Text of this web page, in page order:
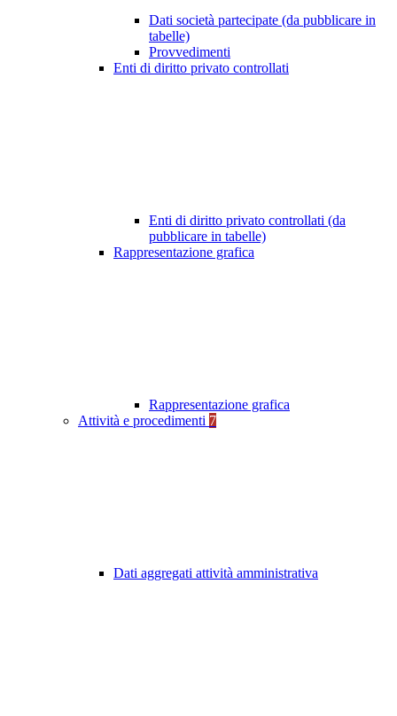
Dati società partecipate (da pubblicare in
tabelle)
Provvedimenti
Enti di diritto privato controllati
Enti di diritto privato controllati (da
pubblicare in tabelle)
Rappresentazione grafica
Rappresentazione grafica
Attività e procedimenti 7
Dati aggregati attività amministrativa